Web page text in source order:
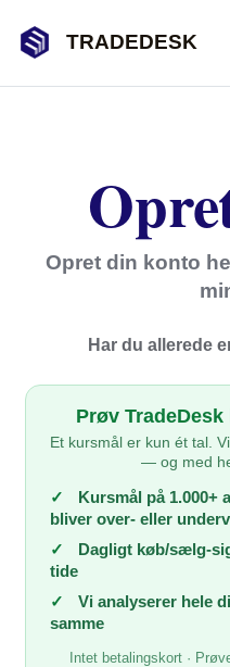
TRADEDESK
Opret din konto
Har du allerede
Prøv
Et kursmål er kun ét tal.
— og med
✓
Kursmål på 1.000+
bliver over- eller
✓
Dagligt køb/sælg-
tide
✓
Vi analyserer hele
samme
Intet betalingskort ·